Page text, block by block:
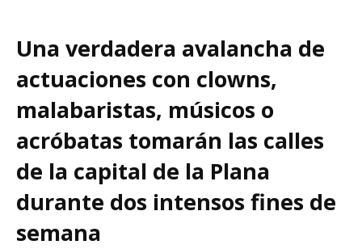
Una verdadera avalancha de
actuaciones con clowns,
malabaristas, músicos o
acróbatas tomarán las calles
de la capital de la Plana
durante dos intensos fines de
semana